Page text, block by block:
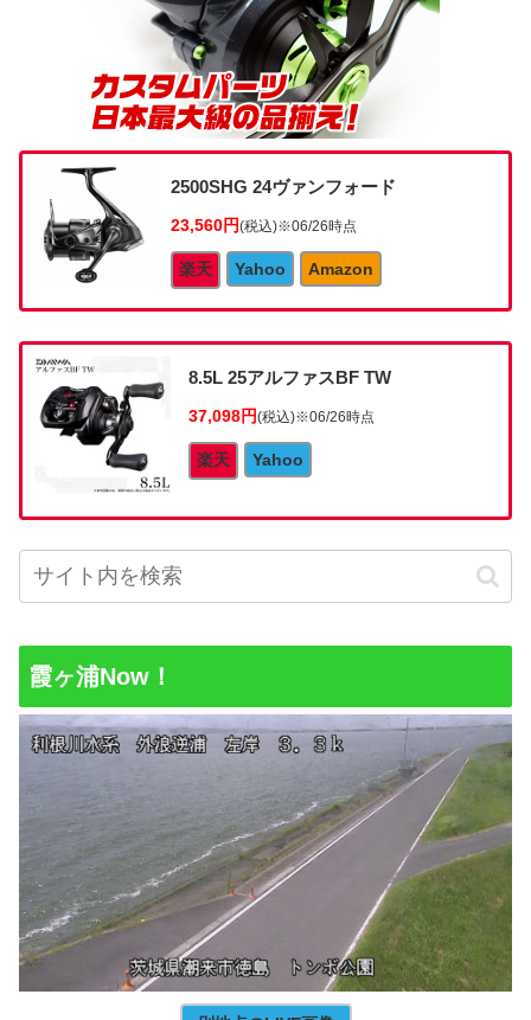
2500SHG 24ヴァンフォード
23,560円(税込)※06/26時点
楽天 Yahoo Amazon
8.5L 25アルファスBF TW
37,098円(税込)※06/26時点
楽天 Yahoo
霞ヶ浦Now！